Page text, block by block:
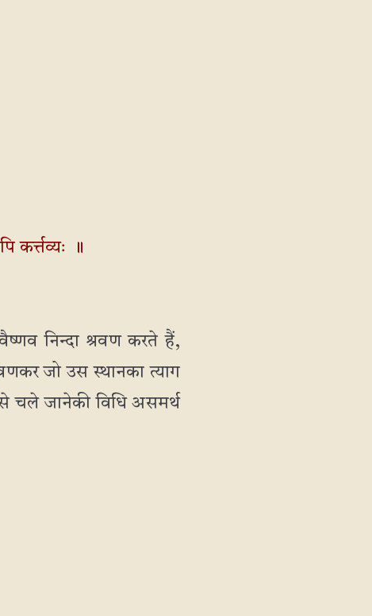
कर्त्तव्यः ॥
निन्दा श्रवण करते हैं,
जो उस स्थानका त्याग
चले जानेकी विधि असमर्थ